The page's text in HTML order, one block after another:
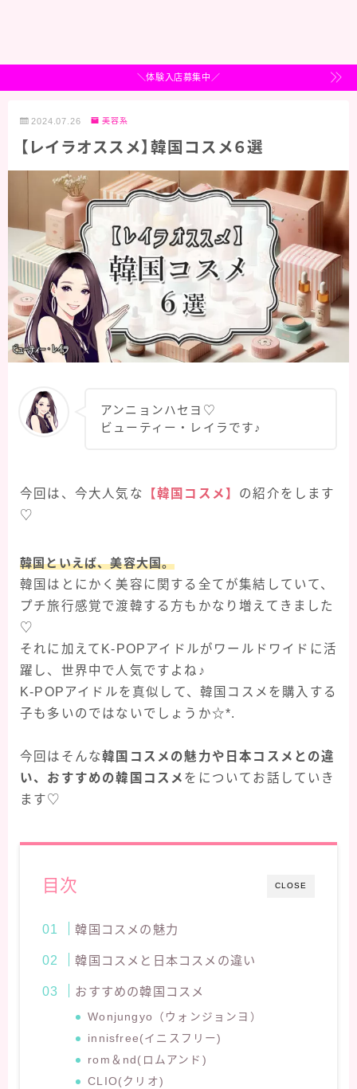
＼体験入店募集中／
2024.07.26 美容系
【レイラオススメ】韓国コスメ６選
アンニョンハセヨ♡
ビューティー・レイラです♪
今回は、今大人気な 【韓国コスメ】 の紹介をします
♡
韓国といえば、美容大国。
韓国はとにかく美容に関する全てが集結していて、
プチ旅行感覚で渡韓する方もかなり増えてきました
♡
それに加えてK-POPアイドルがワールドワイドに活
躍し、世界中で人気ですよね♪
K-POPアイドルを真似して、韓国コスメを購入する
子も多いのではないでしょうか☆*.
今回はそんな韓国コスメの魅力や日本コスメとの違
い、おすすめの韓国コスメ をについてお話していき
ます♡
CLOSE
目次
韓国コスメの魅力
韓国コスメと日本コスメの違い
おすすめの韓国コスメ
Wonjungyo（ウォンジョンヨ）
innisfree(イニスフリー)
rom＆nd(ロムアンド)
CLIO(クリオ)